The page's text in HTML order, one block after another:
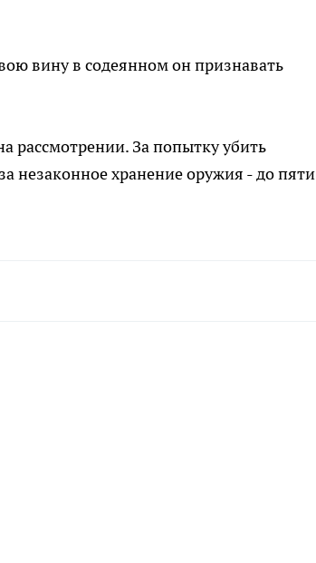
вину в содеянном он признавать
рассмотрении. За попытку убить
незаконное хранение оружия - до пяти